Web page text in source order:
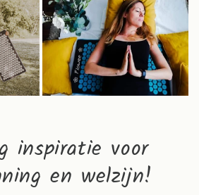
inspiratie voor
en welzijn!